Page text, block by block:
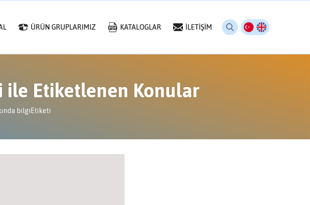
ÜRÜN GRUPLARIMIZ KATALOGLAR İLETİŞİM
ile Etiketlenen Konular
bilgiEtiketi